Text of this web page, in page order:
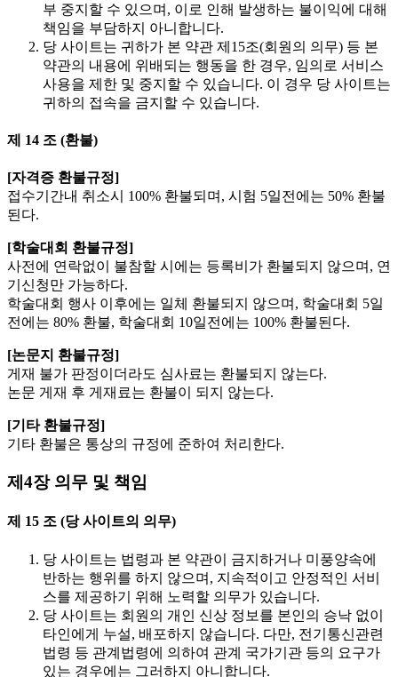
부 중지할 수 있으며, 이로 인해 발생하는 불이익에 대해
책임을 부담하지 아니합니다.
당 사이트는 귀하가 본 약관 제15조(회원의 의무) 등 본
약관의 내용에 위배되는 행동을 한 경우, 임의로 서비스
사용을 제한 및 중지할 수 있습니다. 이 경우 당 사이트는
귀하의 접속을 금지할 수 있습니다.
제 14 조 (환불)
[자격증 환불규정]
접수기간내 취소시 100% 환불되며, 시험 5일전에는 50% 환불
된다.
[학술대회 환불규정]
사전에 연락없이 불참할 시에는 등록비가 환불되지 않으며, 연
기신청만 가능하다.
학술대회 행사 이후에는 일체 환불되지 않으며, 학술대회 5일
전에는 80% 환불, 학술대회 10일전에는 100% 환불된다.
[논문지 환불규정]
게재 불가 판정이더라도 심사료는 환불되지 않는다.
논문 게재 후 게재료는 환불이 되지 않는다.
[기타 환불규정]
기타 환불은 통상의 규정에 준하여 처리한다.
제4장 의무 및 책임
제 15 조 (당 사이트의 의무)
당 사이트는 법령과 본 약관이 금지하거나 미풍양속에
반하는 행위를 하지 않으며, 지속적이고 안정적인 서비
스를 제공하기 위해 노력할 의무가 있습니다.
당 사이트는 회원의 개인 신상 정보를 본인의 승낙 없이
타인에게 누설, 배포하지 않습니다. 다만, 전기통신관련
법령 등 관계법령에 의하여 관계 국가기관 등의 요구가
있는 경우에는 그러하지 아니합니다.